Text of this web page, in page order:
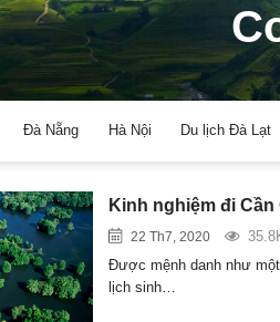
Đà Nẵng Hà Nội Du lịch Đà Lạt
Kinh nghiệm đi Cần
22 Th7, 2020
Được mệnh danh như một
lịch sinh…